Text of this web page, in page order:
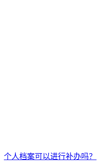
个人档案可以进行补办吗？